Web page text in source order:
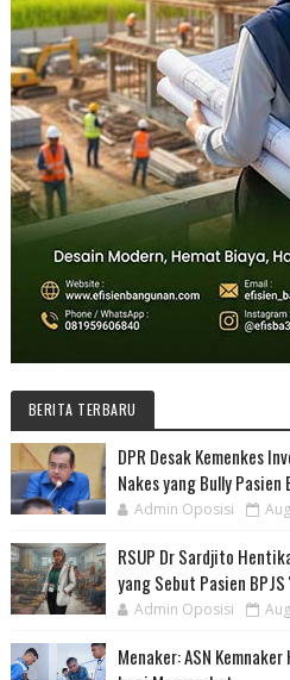
BERITA TERBARU
DPR Desak Kemenkes
Nakes yang Bully Pasien
Admin Oposisi
RSUP Dr Sardjito
yang Sebut Pasien
Admin Oposisi
Menaker: ASN